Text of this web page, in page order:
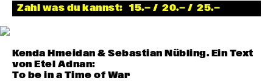
Residenzen
Mitmachen
Zahl was du kannst: 15.— / 20.— / 25.—
Kenda Hmeidan & Sebastian Nübling. Ein Text
von Etel Adnan:
To be in a Time of War